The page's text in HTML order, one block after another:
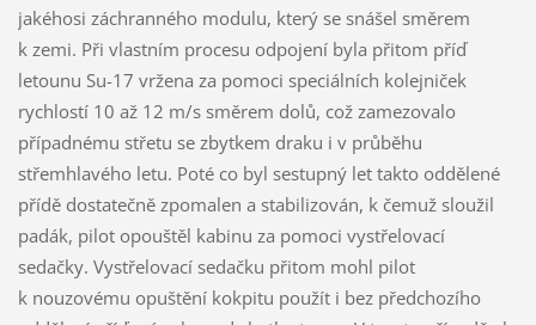
jakéhosi záchranného modulu, který se snášel směrem
k zemi. Při vlastním procesu odpojení byla přitom příď
letounu Su-17 vržena za pomoci speciálních kolejniček
rychlostí 10 až 12 m/s směrem dolů, což zamezovalo
případnému střetu se zbytkem draku i v průběhu
střemhlavého letu. Poté co byl sestupný let takto oddělené
přídě dostatečně zpomalen a stabilizován, k čemuž sloužil
padák, pilot opouštěl kabinu za pomoci vystřelovací
sedačky. Vystřelovací sedačku přitom mohl pilot
k nouzovému opuštění kokpitu použít i bez předchozího